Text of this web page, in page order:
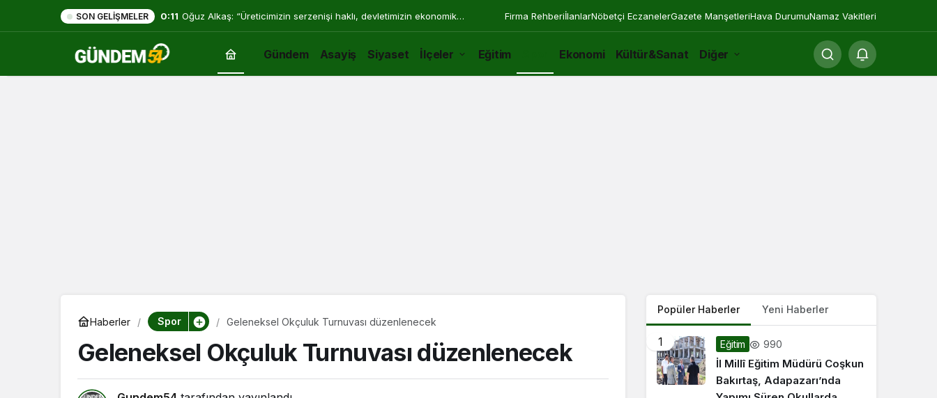
SON GELIŞMELER 0:11 Oğuz Alkaş: “Üreticimizin serzenişi haklı, devletimizin ekonomik Firma RehberiİlanlarNöbetçi EczanelerGazete ManşetleriHava DurumuNamaz Vakitleri
Gündem Asayiş Siyaset İlçeler Eğitim Ekonomi Kültür&Sanat Diğer
Haberler Spor Geleneksel Okçuluk Turnuvası düzenlenecek
Geleneksel Okçuluk Turnuvası düzenlenecek
Popüler Haberler Yeni Haberler
1 Eğitim 990
İl Millî Eğitim Müdürü Coşkun
Bakırtaş, Adapazarı’nda